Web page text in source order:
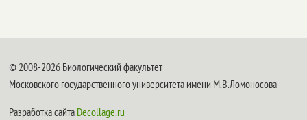
© 2008-2026 Биологический факультет
Московского государственного университета имени М.В.Ломоносова
Разработка сайта Decollage.ru